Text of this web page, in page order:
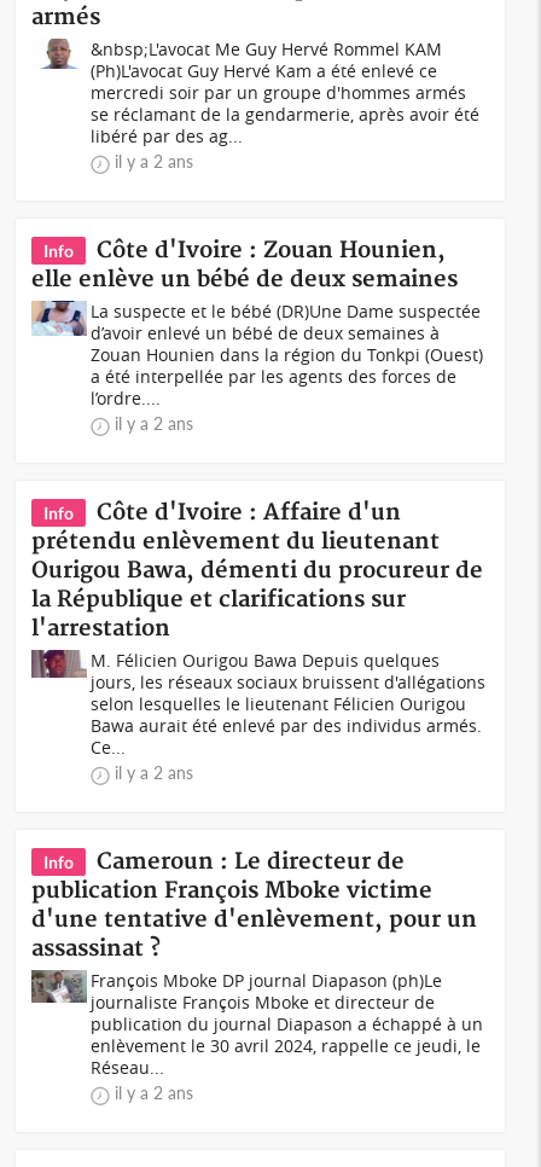
armés
&nbsp;L'avocat Me Guy Hervé Rommel KAM
(Ph)L'avocat Guy Hervé Kam a été enlevé ce
mercredi soir par un groupe d'hommes armés
se réclamant de la gendarmerie, après avoir été
libéré par des ag...
il y a 2 ans
Info
Côte d'Ivoire : Zouan Hounien,
elle enlève un bébé de deux semaines
La suspecte et le bébé (DR)Une Dame suspectée
d’avoir enlevé un bébé de deux semaines à
Zouan Hounien dans la région du Tonkpi (Ouest)
a été interpellée par les agents des forces de
l’ordre....
il y a 2 ans
Info
Côte d'Ivoire : Affaire d'un
prétendu enlèvement du lieutenant
Ourigou Bawa, démenti du procureur de
la République et clarifications sur
l'arrestation
M. Félicien Ourigou Bawa Depuis quelques
jours, les réseaux sociaux bruissent d'allégations
selon lesquelles le lieutenant Félicien Ourigou
Bawa aurait été enlevé par des individus armés.
Ce...
il y a 2 ans
Info
Cameroun : Le directeur de
publication François Mboke victime
d'une tentative d'enlèvement, pour un
assassinat ?
François Mboke DP journal Diapason (ph)Le
journaliste François Mboke et directeur de
publication du journal Diapason a échappé à un
enlèvement le 30 avril 2024, rappelle ce jeudi, le
Réseau...
il y a 2 ans